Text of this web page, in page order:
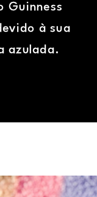
Guinness
à sua
azulada.